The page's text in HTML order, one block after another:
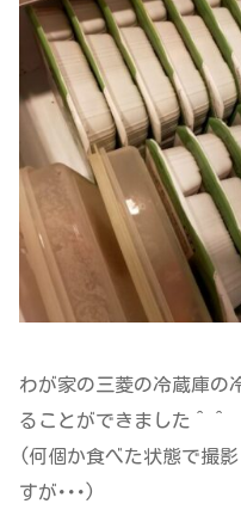
わが家の三菱の冷蔵庫の
ることができました＾＾
(何個か食べた状態で撮
すが･･･)